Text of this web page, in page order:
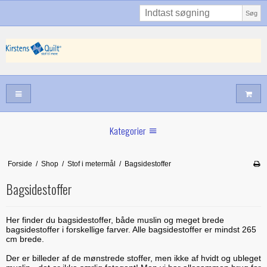
Søg
Kategorier
Maj/juni nyt
Forår hos Kirstens Quilt
Alle trykfødder/Skabeloner mv til maskinquiltning
Tilbud
Forside / Shop / Stof i metermål / Bagsidestoffer
Bagsidestoffer
Her finder du bagsidestoffer, både muslin og meget brede
bagsidestoffer i forskellige farver. Alle bagsidestoffer er mindst 265
cm brede.
Der er billeder af de mønstrede stoffer, men ikke af hvidt og ubleget